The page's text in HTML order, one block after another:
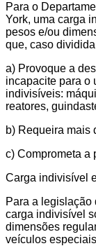
Para o
York, uma carga
pesos e/ou
que, caso
a) Provoque a
incapacite para o
indivisíveis:
reatores,
b) Requeira mais
c) Comprometa a
Carga indivisível
Para a legislação
carga indivisível
dimensões
veículos